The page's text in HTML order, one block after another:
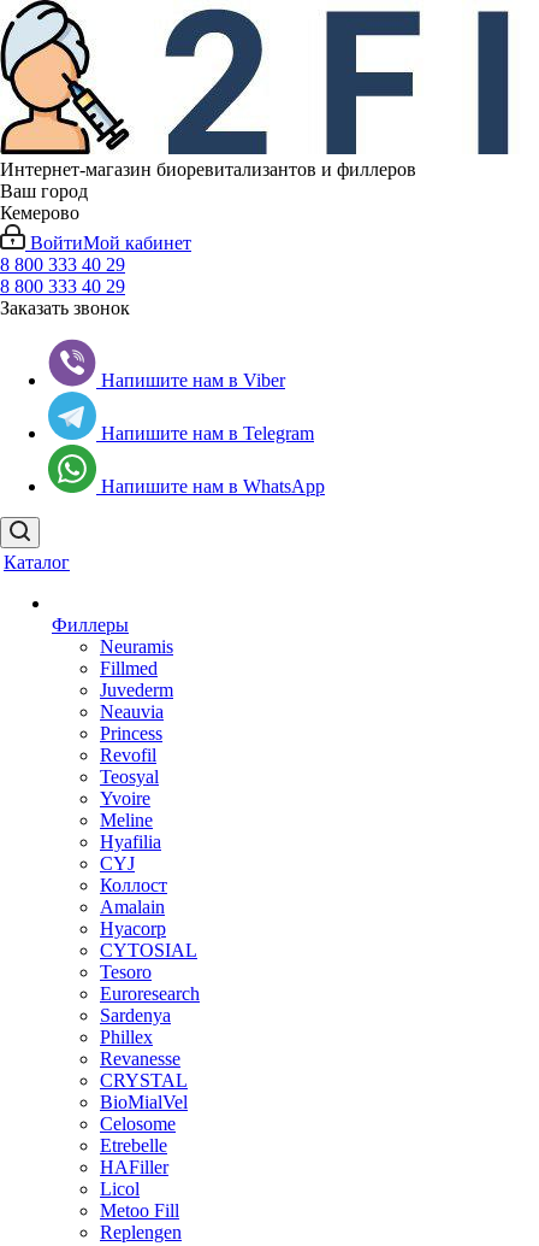
Интернет-магазин биоревитализантов и филлеров
Ваш город
Кемерово
ВойтиМой кабинет
8 800 333 40 29
8 800 333 40 29
Заказать звонок
Напишите нам в Viber
Напишите нам в Telegram
Напишите нам в WhatsApp
Каталог
Филлеры
Neuramis
Fillmed
Juvederm
Neauvia
Princess
Revofil
Teosyal
Yvoire
Meline
Hyafilia
CYJ
Коллост
Amalain
Hyacorp
CYTOSIAL
Tesoro
Euroresearch
Sardenya
Phillex
Revanesse
CRYSTAL
BioMialVel
Celosome
Etrebelle
HAFiller
Licol
Metoo Fill
Replengen